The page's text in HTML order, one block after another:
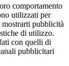
comportamento
utilizzati per
pubblicità
di utilizzo.
con quelli di
pubblicitari